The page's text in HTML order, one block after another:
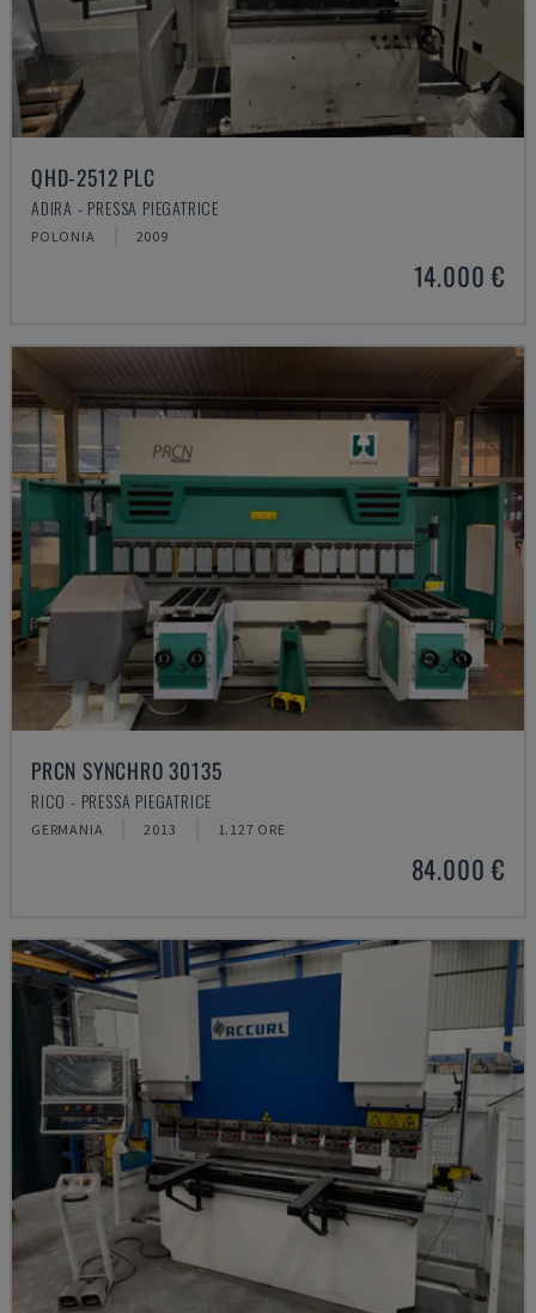
QHD-2512 PLC
ADIRA - PRESSA PIEGATRICE
POLONIA 2009
14.000 €
PRCN SYNCHRO 30135
RICO - PRESSA PIEGATRICE
GERMANIA 2013 1.127 ORE
84.000 €